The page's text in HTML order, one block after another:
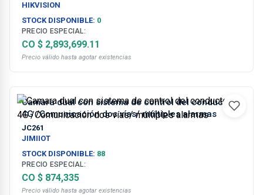
HIKVISION
STOCK DISPONIBLE: 0
PRECIO ESPECIAL:
CO $ 2,893,699.11
Precio válido hasta agotar existencias
Camara dual con sistema de control del conductor /
4G /Comunicación dos vías/ múltiples alarmas
JC261
JIMIIOT
STOCK DISPONIBLE: 88
PRECIO ESPECIAL:
CO $ 874,335
Precio válido hasta agotar existencias